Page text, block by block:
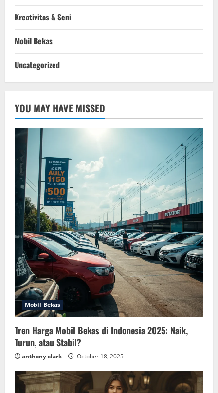
Kreativitas & Seni
Mobil Bekas
Uncategorized
YOU MAY HAVE MISSED
Mobil Bekas
Tren Harga Mobil Bekas di Indonesia 2025: Naik,
Turun, atau Stabil?
anthony clark October 18, 2025